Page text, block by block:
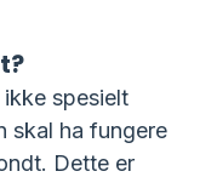
spesielt
skal ha fungere
Dette er